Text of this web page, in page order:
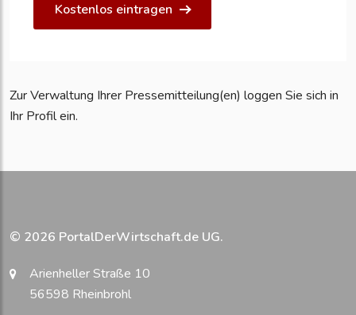
Kostenlos eintragen
Zur Verwaltung Ihrer Pressemitteilung(en) loggen Sie sich in
Ihr Profil ein.
© 2026 PortalDerWirtschaft.de UG.
Arienheller Straße 10
56598 Rheinbrohl